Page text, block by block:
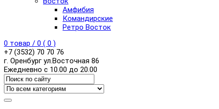
Амфибия
Командирские
Ретро Восток
0 товар / 0 ( 0 )
+7 (3532) 70 70 76
г. Оренбург ул.Восточная 86
Ежедневно с 10.00 до 20.00